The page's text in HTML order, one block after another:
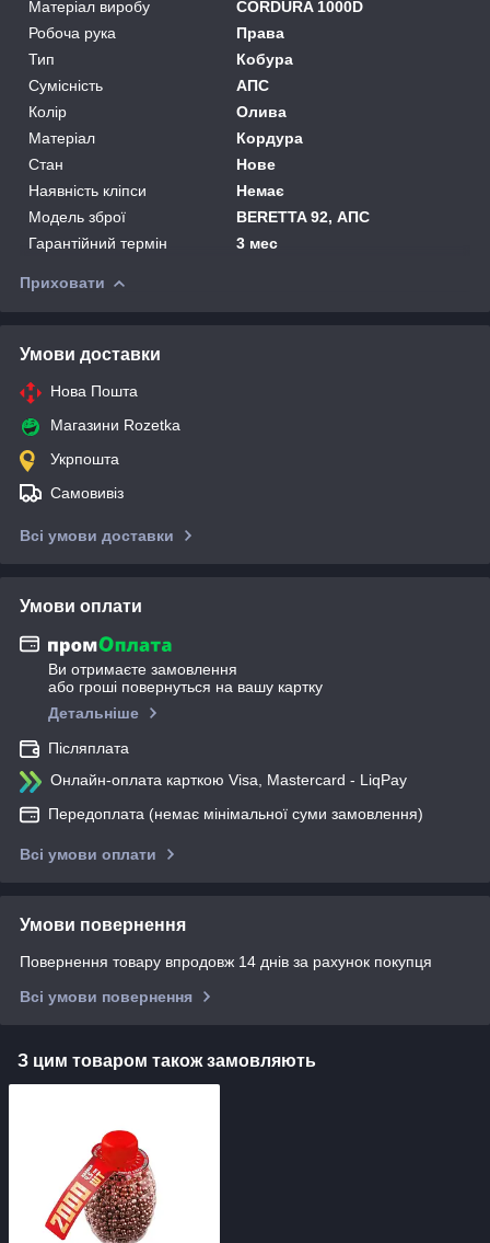
Матеріал виробу
CORDURA 1000D
Робоча рука
Права
Тип
Кобура
Сумісність
АПС
Колір
Олива
Матеріал
Кордура
Стан
Нове
Наявність кліпси
Немає
Модель зброї
BERETTA 92, АПС
Гарантійний термін
3 мес
Приховати
Умови доставки
Нова Пошта
Магазини Rozetka
Укрпошта
Самовивіз
Всі умови доставки
Умови оплати
Ви отримаєте замовлення
або гроші повернуться на вашу картку
Детальніше
Післяплата
Онлайн-оплата карткою Visa, Mastercard - LiqPay
Передоплата (немає мінімальної суми замовлення)
Всі умови оплати
Умови повернення
Повернення товару впродовж 14 днів за рахунок покупця
Всі умови повернення
З цим товаром також замовляють